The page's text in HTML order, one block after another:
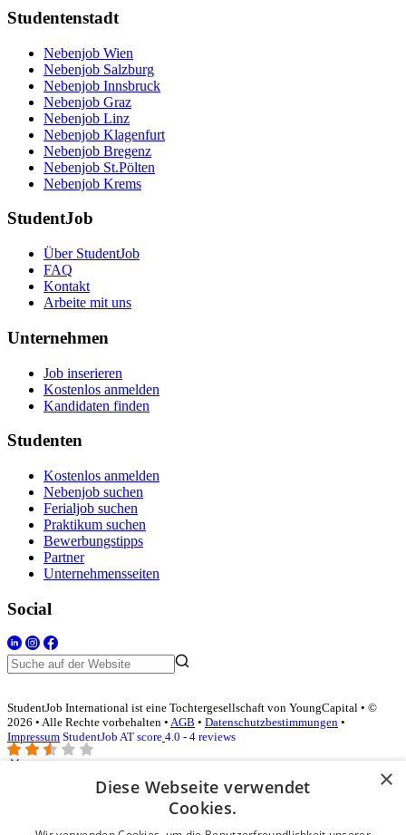
Studentenstadt
Nebenjob Wien
Nebenjob Salzburg
Nebenjob Innsbruck
Nebenjob Graz
Nebenjob Linz
Nebenjob Klagenfurt
Nebenjob Bregenz
Nebenjob St.Pölten
Nebenjob Krems
StudentJob
Über StudentJob
FAQ
Kontakt
Arbeite mit uns
Unternehmen
Job inserieren
Kostenlos anmelden
Kandidaten finden
Studenten
Kostenlos anmelden
Nebenjob suchen
Ferialjob suchen
Praktikum suchen
Bewerbungstipps
Partner
Unternehmensseiten
Social
StudentJob International ist eine Tochtergesellschaft von YoungCapital • ©
2026 • Alle Rechte vorbehalten • AGB • Datenschutzbestimmungen •
Impressum StudentJob AT score 4.0 - 4 reviews
Login für Unternehmen
×
Diese Webseite verwendet
Cookies.